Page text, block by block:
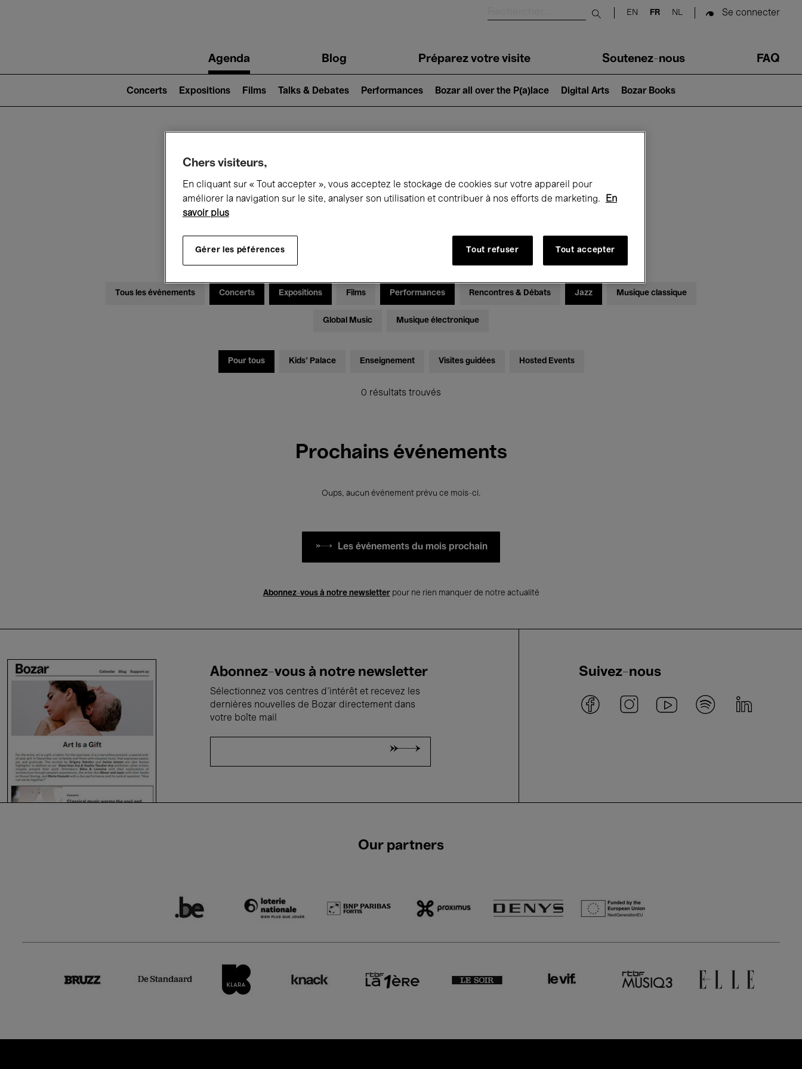
Submit search
EN FR NL Se connecter
navigationAgenda Blog Préparez votre visite Soutenez-nous FAQ
2)
Concerts Expositions Films Talks & Debates Performances Bozar all over the P(a)lace Digital Arts Bozar Books
Ce qui se passe à Bozar
Tous les événements Concerts Expositions Films Performances Rencontres & Débats Jazz Musique classique
Global Music Musique électronique
Pour tous Kids’ Palace Enseignement Visites guidées Hosted Events
0 résultats trouvés
Prochains événements
Oups, aucun événement prévu ce mois-ci.
Les événements du mois prochain
Abonnez-vous à notre newsletterpour ne rien manquer de notre actualité
Abonnez-vous à notre newsletter
Sélectionnez vos centres d'intérêt et recevez les
dernières nouvelles de Bozar directement dans
votre boîte mail
Suivez-nous
Our partners
Chers visiteurs,
En cliquant sur « Tout accepter », vous acceptez le stockage de cookies sur votre appareil pour
améliorer la navigation sur le site, analyser son utilisation et contribuer à nos efforts de marketing.
En
savoir plus
Gérer les péférences Tout refuser Tout accepter